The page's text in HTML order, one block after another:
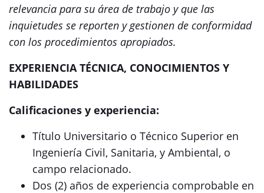
relevancia para su área de trabajo y que las
inquietudes se reporten y gestionen de conformidad
con los procedimientos apropiados.
EXPERIENCIA TÉCNICA, CONOCIMIENTOS Y
HABILIDADES
Calificaciones y experiencia:
Título Universitario o Técnico Superior en
Ingeniería Civil, Sanitaria, y Ambiental, o
campo relacionado.
Dos (2) años de experiencia comprobable en